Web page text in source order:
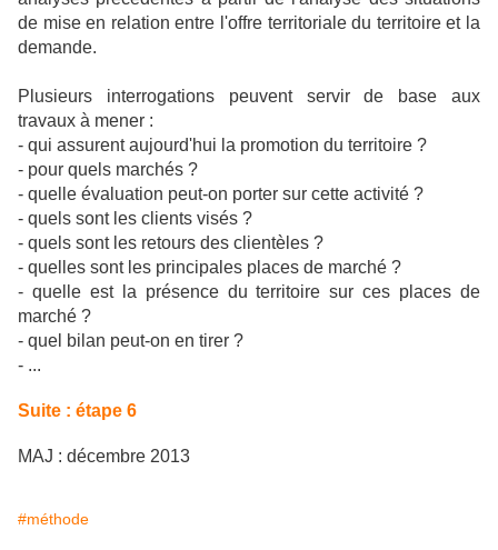
de mise en relation entre l'offre territoriale du territoire et la
demande.
Plusieurs interrogations peuvent servir de base aux
travaux à mener :
- qui assurent aujourd'hui la promotion du territoire ?
- pour quels marchés ?
- quelle évaluation peut-on porter sur cette activité ?
- quels sont les clients visés ?
- quels sont les retours des clientèles ?
- quelles sont les principales places de marché ?
- quelle est la présence du territoire sur ces places de
marché ?
- quel bilan peut-on en tirer ?
- ...
Suite : étape 6
MAJ : décembre 2013
#méthode